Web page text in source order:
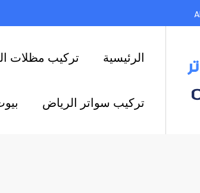
الرئيسية تركيب مظلات
تركيب سواتر الرياض